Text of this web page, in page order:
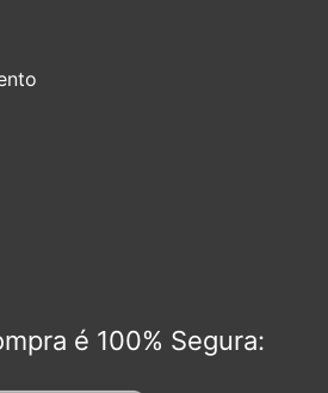
é 100% Segura: